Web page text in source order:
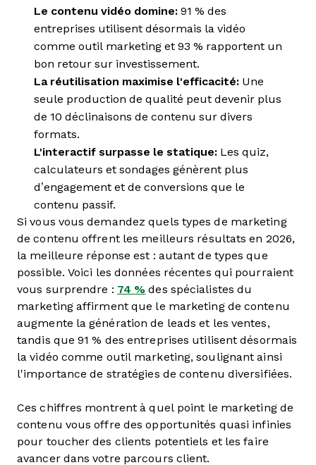
Le contenu vidéo domine: 91 % des
entreprises utilisent désormais la vidéo
comme outil marketing et 93 % rapportent un
bon retour sur investissement.
La réutilisation maximise l'efficacité: Une
seule production de qualité peut devenir plus
de 10 déclinaisons de contenu sur divers
formats.
L'interactif surpasse le statique: Les quiz,
calculateurs et sondages génèrent plus
d’engagement et de conversions que le
contenu passif.
Si vous vous demandez quels types de marketing
de contenu offrent les meilleurs résultats en 2026,
la meilleure réponse est : autant de types que
possible. Voici les données récentes qui pourraient
vous surprendre : 74 % des spécialistes du
marketing affirment que le marketing de contenu
augmente la génération de leads et les ventes,
tandis que 91 % des entreprises utilisent désormais
la vidéo comme outil marketing, soulignant ainsi
l'importance de stratégies de contenu diversifiées.
Ces chiffres montrent à quel point le marketing de
contenu vous offre des opportunités quasi infinies
pour toucher des clients potentiels et les faire
avancer dans votre parcours client.